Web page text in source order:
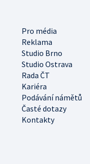
Pro média
Reklama
Studio Brno
Studio Ostrava
Rada ČT
Kariéra
Podávání námětů
Časté dotazy
Kontakty